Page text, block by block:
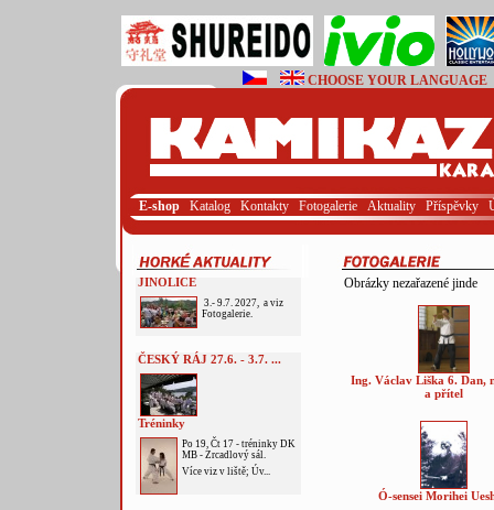
CHOOSE YOUR LANGUAGE
E-shop Katalog Kontakty Fotogalerie Aktuality Příspěvky
JINOLICE
3.- 9.7. 2027, a viz
Fotogalerie.
ČESKÝ RÁJ 27.6. - 3.7. ...
Tréninky
Po 19, Čt 17 - tréninky DK
MB - Zrcadlový sál.
Více viz v liště; Úv...
Obrázky nezařazené jinde
Ing. Václav Liška 6. Dan,
a přítel
Ó-sensei Morihei